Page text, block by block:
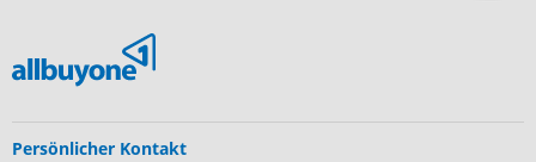
Persönlicher Kontakt